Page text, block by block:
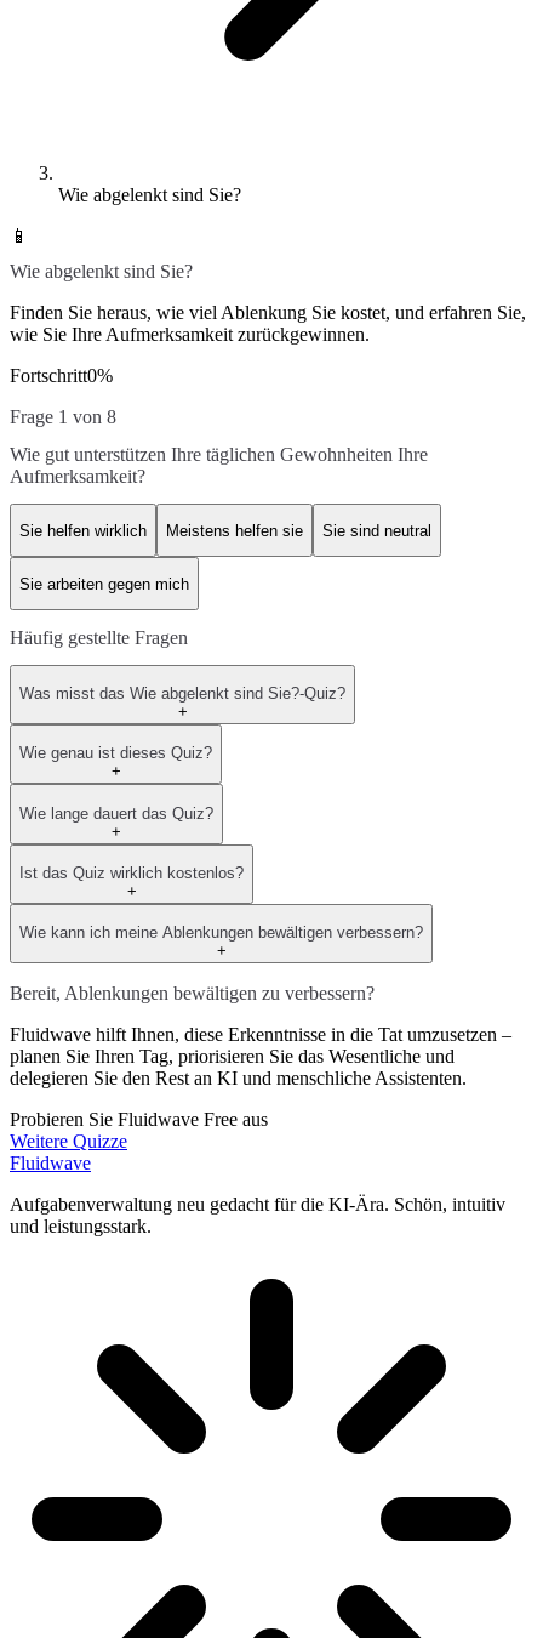
Wie abgelenkt sind Sie?
📱
Wie abgelenkt sind Sie?
Finden Sie heraus, wie viel Ablenkung Sie kostet, und erfahren Sie,
wie Sie Ihre Aufmerksamkeit zurückgewinnen.
Fortschritt0%
Frage 1 von 8
Wie gut unterstützen Ihre täglichen Gewohnheiten Ihre
Aufmerksamkeit?
Sie helfen wirklich Meistens helfen sie Sie sind neutral
Sie arbeiten gegen mich
Häufig gestellte Fragen
Was misst das Wie abgelenkt sind Sie?-Quiz?
+
Wie genau ist dieses Quiz?
+
Wie lange dauert das Quiz?
+
Ist das Quiz wirklich kostenlos?
+
Wie kann ich meine Ablenkungen bewältigen verbessern?
+
Bereit, Ablenkungen bewältigen zu verbessern?
Fluidwave hilft Ihnen, diese Erkenntnisse in die Tat umzusetzen –
planen Sie Ihren Tag, priorisieren Sie das Wesentliche und
delegieren Sie den Rest an KI und menschliche Assistenten.
Probieren Sie Fluidwave Free aus
Weitere Quizze
Fluidwave
Aufgabenverwaltung neu gedacht für die KI-Ära. Schön, intuitiv
und leistungsstark.